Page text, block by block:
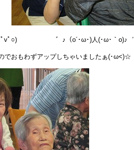
た(○ﾟvﾟ○) ゛♪（o´･ω･)人(･ω･｀o)♪゛
プしちゃいましたぁ(･ω<)☆